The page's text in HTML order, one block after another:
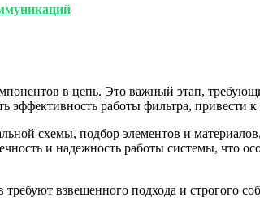
в цепь. Это важный этап,
работы фильтра, привести
схемы, подбор элементов и
и надежность работы системы,
взвешенного подхода и строгого